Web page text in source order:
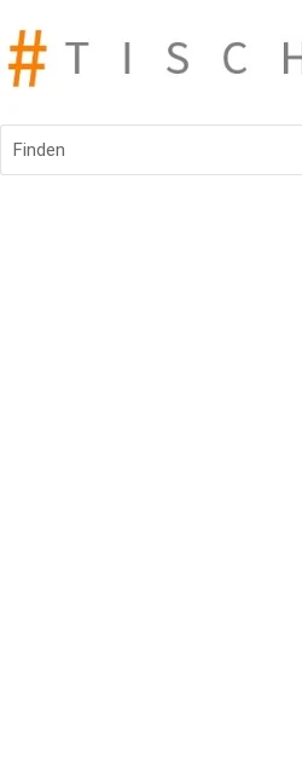
Finden